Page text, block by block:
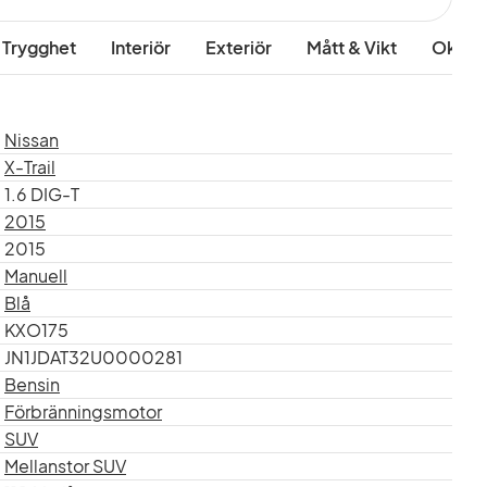
Interiör Exteriör Mått & Vikt
Nissan
X-Trail
1.6 DIG-T
2015
2015
Manuell
Blå
KXO175
JN1JDAT32U0000281
Bensin
Förbränningsmotor
SUV
Mellanstor SUV